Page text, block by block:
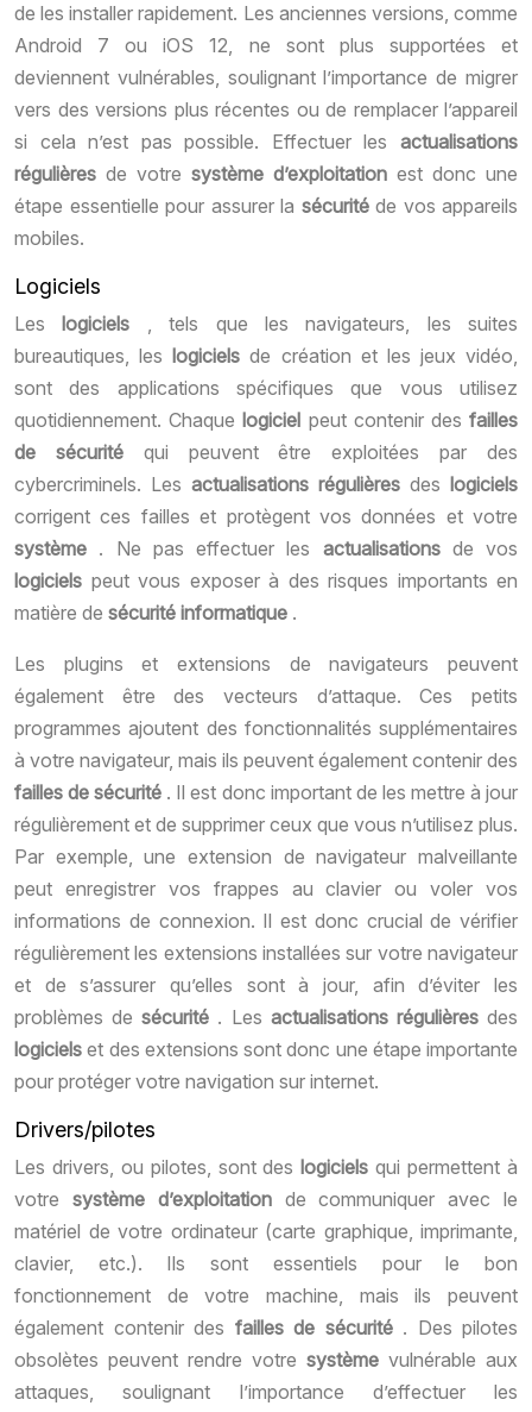
de les installer rapidement. Les anciennes versions, comme
Android 7 ou iOS 12, ne sont plus supportées et
deviennent vulnérables, soulignant l’importance de migrer
vers des versions plus récentes ou de remplacer l’appareil
si cela n’est pas possible. Effectuer les actualisations
régulières de votre système d’exploitation est donc une
étape essentielle pour assurer la sécurité de vos appareils
mobiles.
Logiciels
Les logiciels , tels que les navigateurs, les suites
bureautiques, les logicielsde création et les jeux vidéo,
sont des applications spécifiques que vous utilisez
quotidiennement. Chaque logiciel peut contenir desfailles
de sécurité qui peuvent être exploitées par des
cybercriminels. Les actualisations régulières des logiciels
corrigent ces failles et protègent vos données et votre
système . Ne pas effectuer les actualisations de vos
logiciels peut vous exposer à des risques importants en
matière de sécurité informatique .
Les plugins et extensions de navigateurs peuvent
également être des vecteurs d’attaque. Ces petits
programmes ajoutent des fonctionnalités supplémentaires
à votre navigateur, mais ils peuvent également contenir des
failles de sécurité . Il est donc important de les mettre à jour
régulièrement et de supprimer ceux que vous n’utilisez plus.
Par exemple, une extension de navigateur malveillante
peut enregistrer vos frappes au clavier ou voler vos
informations de connexion. Il est donc crucial de vérifier
régulièrement les extensions installées sur votre navigateur
et de s’assurer qu’elles sont à jour, afin d’éviter les
problèmes desécurité . Les actualisations régulièresdes
logicielset des extensions sont donc une étape importante
pour protéger votre navigation sur internet.
Drivers/pilotes
Les drivers, ou pilotes, sont des logicielsqui permettent à
votre système d’exploitation de communiquer avec le
matériel de votre ordinateur (carte graphique, imprimante,
clavier, etc.). Ils sont essentiels pour le bon
fonctionnement de votre machine, mais ils peuvent
également contenir des failles de sécurité . Des pilotes
obsolètes peuvent rendre votre système vulnérable aux
attaques, soulignant l’importance d’effectuer les